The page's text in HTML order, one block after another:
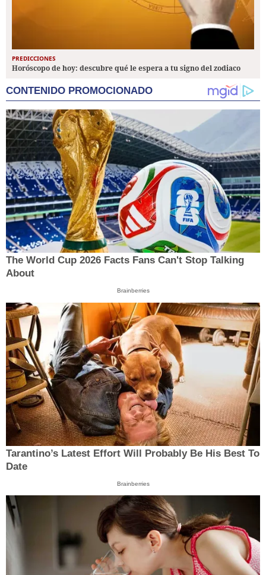
PREDICCIONES
Horóscopo de hoy: descubre qué le espera a tu signo del zodiaco
CONTENIDO PROMOCIONADO
The World Cup 2026 Facts Fans Can't Stop Talking
About
Brainberries
Tarantino’s Latest Effort Will Probably Be His Best To
Date
Brainberries